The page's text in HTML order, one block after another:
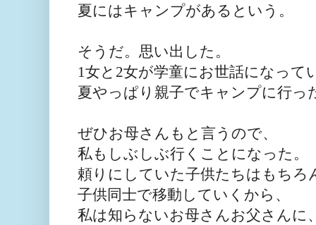
夏には キャンプがあるという。
そうだ。思い出した。
1女と2女が学童にお世話になって
夏やっぱり 親子でキャンプに行っ
ぜひお母さんもと言うので、
私もしぶしぶ行くことにな った。
頼りにしていた子供たちはもちろ
子供同士で移動していくから、
私は知らないお母さんお父さんに